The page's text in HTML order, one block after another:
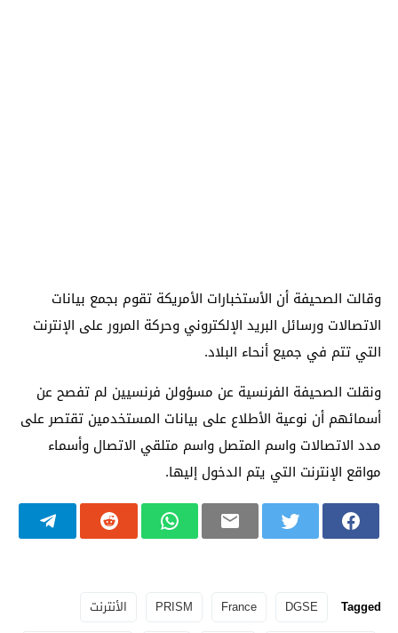
وقالت الصحيفة أن الأستخبارات الأمريكة تقوم بجمع بيانات
الاتصالات ورسائل البريد الإلكتروني وحركة المرور على الإنترنت
التي تتم في جميع أنحاء البلاد.
ونقلت الصحيفة الفرنسية عن مسؤولن فرنسيين لم تفصح عن
أسمائهم أن نوعية الأطلاع على بيانات المستخدمين تقتصر على
مدد الاتصالات واسم المتصل واسم متلقي الاتصال وأسماء
مواقع الإنترنت التي يتم الدخول إليها.
Tagged
DGSE
France
PRISM
الأنترنت